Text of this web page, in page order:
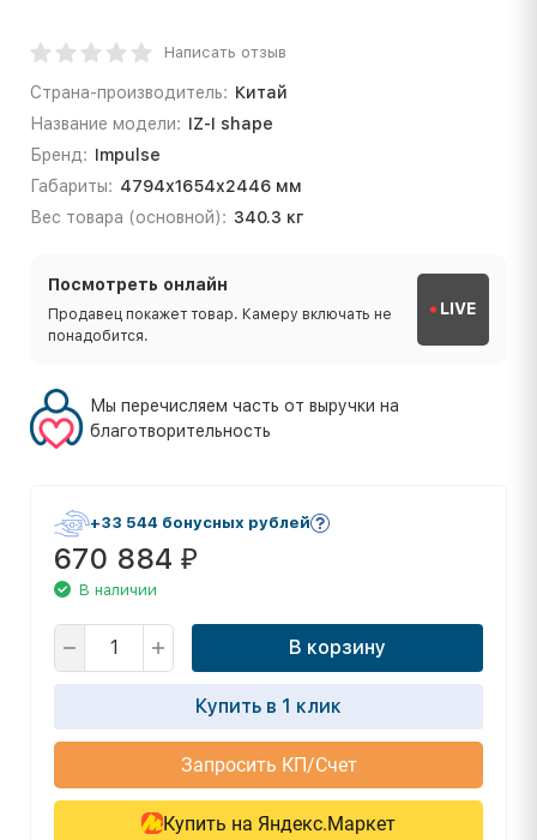
Написать отзыв
Страна-производитель: Китай
Название модели: IZ-I shape
Бренд: Impulse
Габариты: 4794х1654х2446 мм
Вес товара (основной): 340.3 кг
Посмотреть онлайн
Продавец покажет товар. Камеру включать не
понадобится.
LIVE
Мы перечисляем часть от выручки на
благотворительность
+33 544 бонусных рублей
670 884 ₽
В наличии
В корзину
Купить в 1 клик
Запросить КП/Счет
Купить на Яндекс.Маркет